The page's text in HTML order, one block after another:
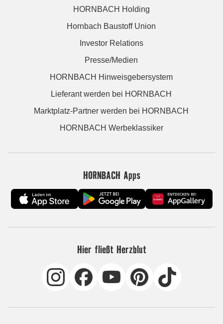
HORNBACH Holding
Hornbach Baustoff Union
Investor Relations
Presse/Medien
HORNBACH Hinweisgebersystem
Lieferant werden bei HORNBACH
Marktplatz-Partner werden bei HORNBACH
HORNBACH Werbeklassiker
HORNBACH Apps
Hier fließt Herzblut